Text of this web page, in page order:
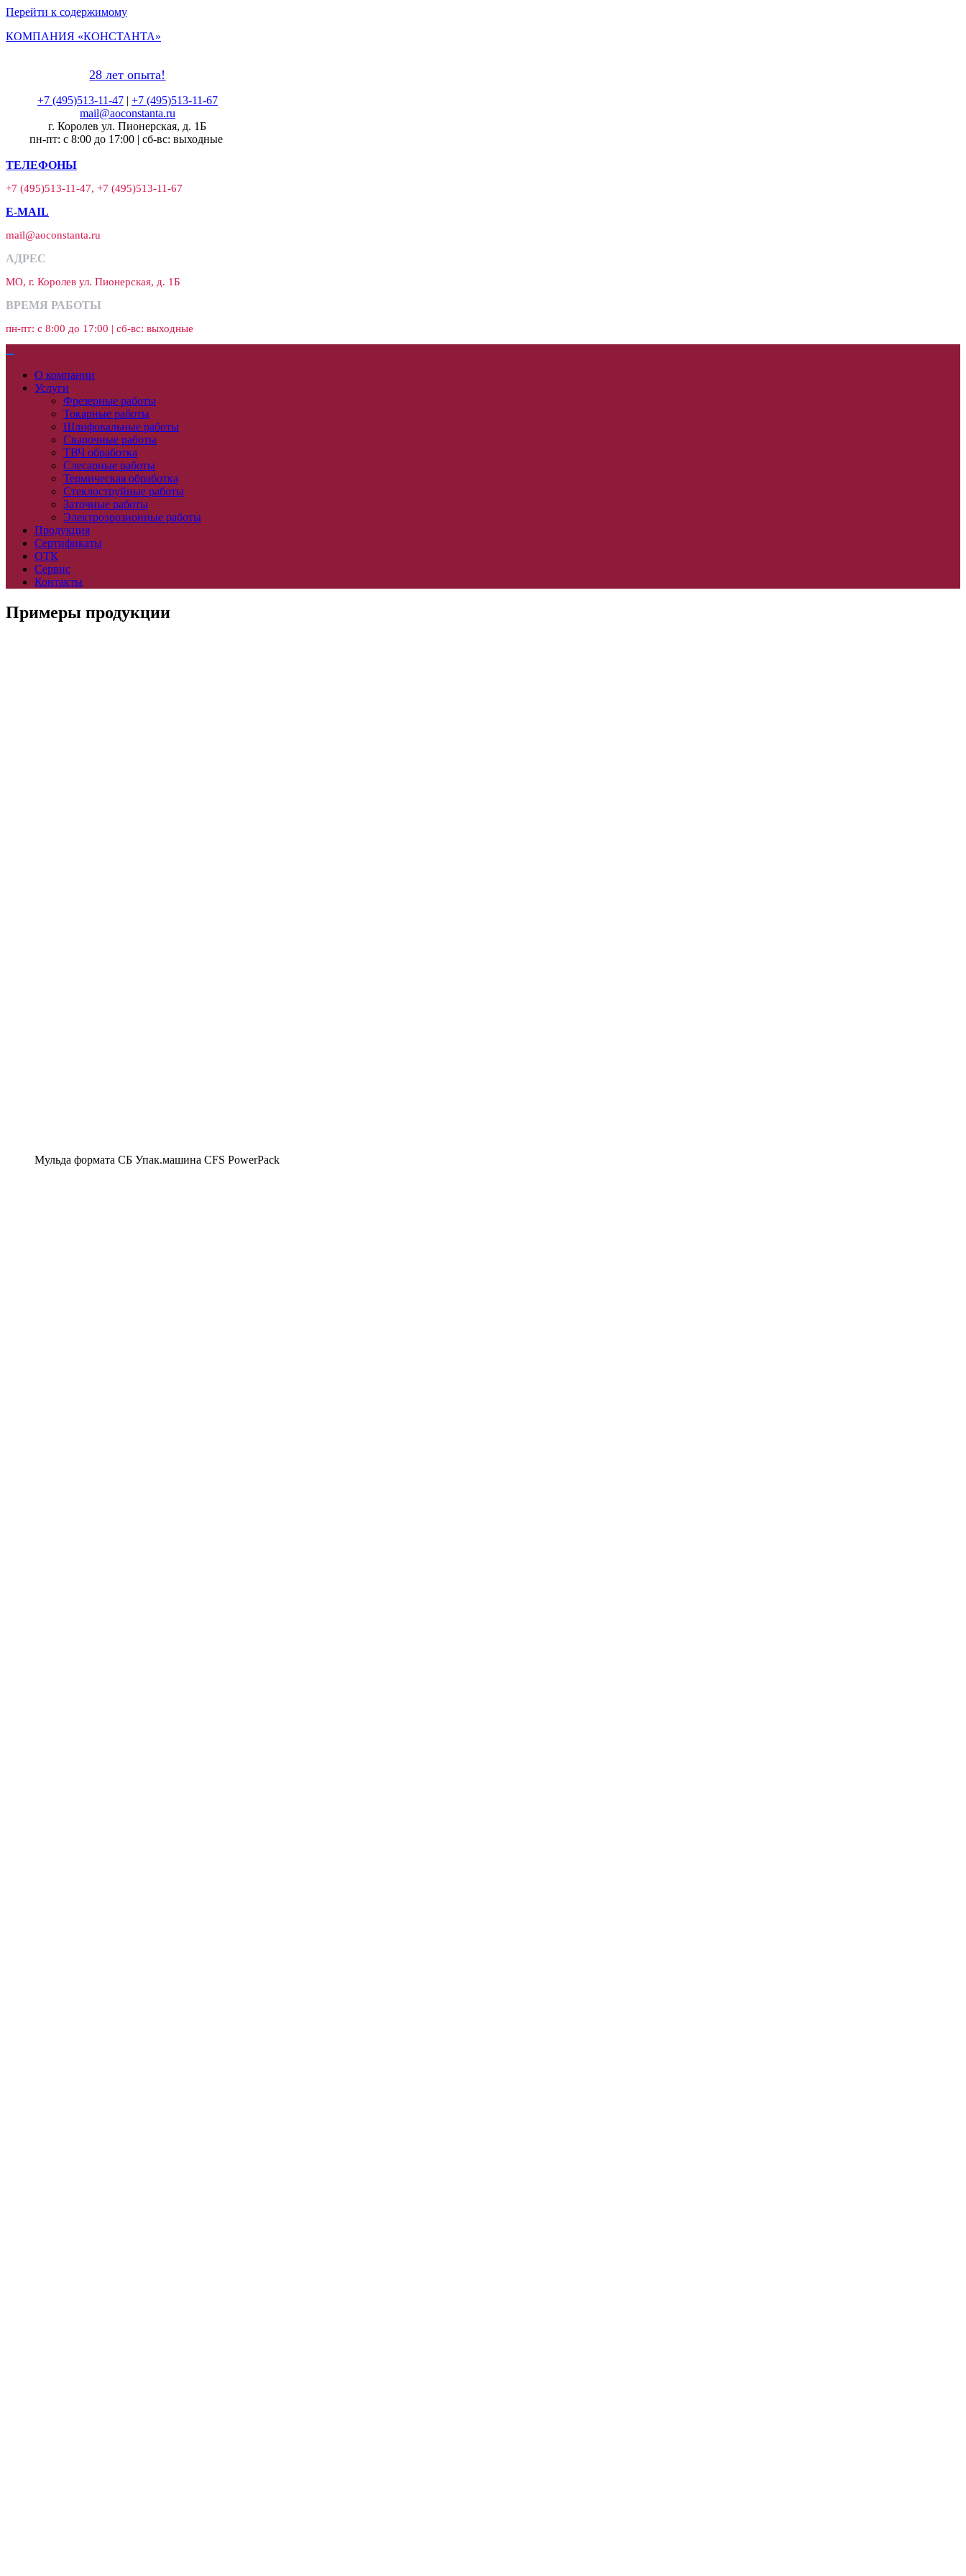
Перейти к содержимому
КОМПАНИЯ «КОНСТАНТА»
28 лет опыта!
+7 (495)513-11-47| +7 (495)513-11-67
mail@aoconstanta.ru
г. Королев ул. Пионерская, д. 1Б
пн-пт: с 8:00 до 17:00 | сб-вс: выходные
ТЕЛЕФОНЫ
+7 (495)513-11-47, +7 (495)513-11-67
E-MAIL
mail@aoconstanta.ru
АДРЕС
МО, г. Королев ул. Пионерская, д. 1Б
ВРЕМЯ РАБОТЫ
пн-пт: с 8:00 до 17:00 | сб-вс: выходные
О компании
Услуги
Фрезерные работы
Токарные работы
Шлифовальные работы
Сварочные работы
ТВЧ обработка
Слесарные работы
Термическая обработка
Стеклоструйные работы
Заточные работы
Электроэрозионные работы
Продукция
Сертификаты
ОТК
Сервис
Контакты
Примеры продукции
Мульда формата СБ Упак.машина CFS PowerPack